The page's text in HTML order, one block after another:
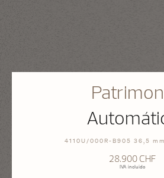
4110U/000R-B905 36,5
28.900 CHF
IVA incluido